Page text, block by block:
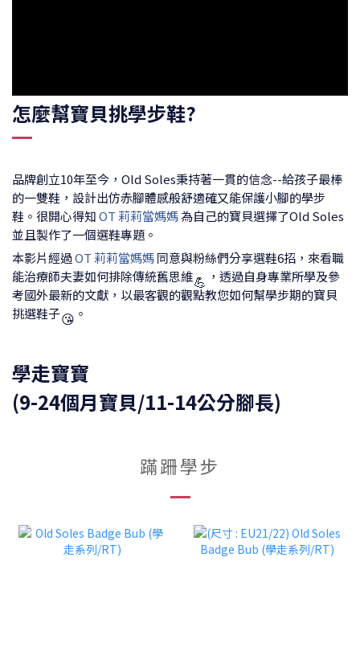
怎麼幫寶貝挑學步鞋?
品牌創立10年至今，Old Soles秉持著一貫的信念--給孩子最棒
的一雙鞋，設計出仿赤腳體感般舒適確又能保護小腳的學步
鞋。很開心得知OT 莉莉當媽媽為自己的寶貝選擇了Old Soles
並且製作了一個選鞋專題。
本影片經過OT 莉莉當媽媽同意與粉絲們分享選鞋6招，來看職
能治療師夫妻如何排除傳統舊思維💪 ，透過自身專業所學及參
考國外最新的文獻，以最客觀的觀點教您如何幫學步期的寶貝
挑選鞋子😘 。
學走寶寶
(9-24個月寶貝/11-14公分腳長)
蹣跚學步